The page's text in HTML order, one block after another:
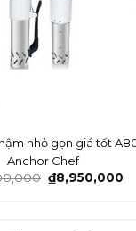
nhỏ gọn giá tốt
Anchor Chef
₫8,950,000